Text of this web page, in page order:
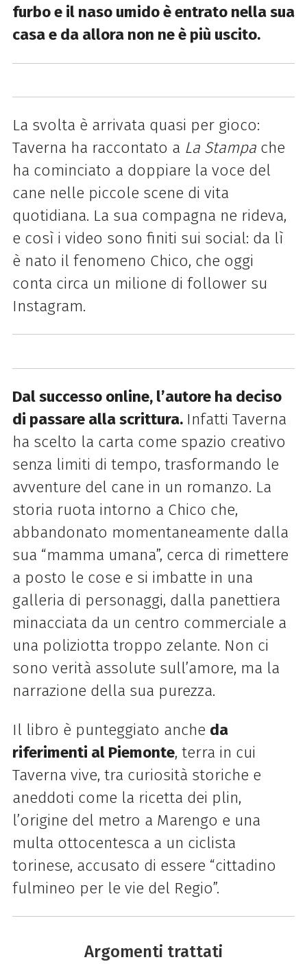
furbo e il naso umido è entrato nella sua
casa e da allora non ne è più uscito.
La svolta è arrivata quasi per gioco:
Taverna ha raccontato a La Stampache
ha cominciato a doppiare la voce del
cane nelle piccole scene di vita
quotidiana. La sua compagna ne rideva,
e così i video sono finiti sui social: da lì
è nato il fenomeno Chico, che oggi
conta circa un milione di follower su
Instagram.
Dal successo online, l’autore ha deciso
di passare alla scrittura. Infatti Taverna
ha scelto la carta come spazio creativo
senza limiti di tempo, trasformando le
avventure del cane in un romanzo. La
storia ruota intorno a Chico che,
abbandonato momentaneamente dalla
sua “mamma umana”, cerca di rimettere
a posto le cose e si imbatte in una
galleria di personaggi, dalla panettiera
minacciata da un centro commerciale a
una poliziotta troppo zelante. Non ci
sono verità assolute sull’amore, ma la
narrazione della sua purezza.
Il libro è punteggiato anche da
riferimenti al Piemonte, terra in cui
Taverna vive, tra curiosità storiche e
aneddoti come la ricetta dei plin,
l’origine del metro a Marengo e una
multa ottocentesca a un ciclista
torinese, accusato di essere “cittadino
fulmineo per le vie del Regio”.
Argomenti trattati